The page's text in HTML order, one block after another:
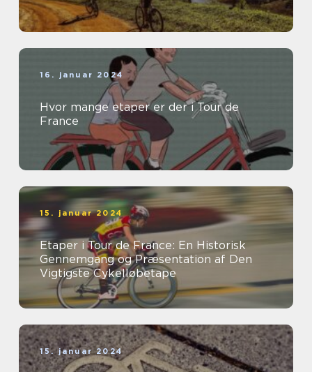
16. januar 2024
Hvor mange etaper er der i Tour de
France
15. januar 2024
Etaper i Tour de France: En Historisk
Gennemgang og Præsentation af Den
Vigtigste Cykelløbetape
15. januar 2024